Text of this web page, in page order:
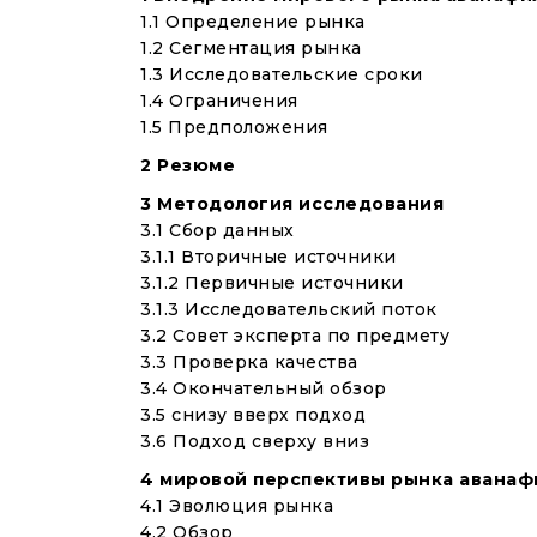
1.1 Определение рынка
1.2 Сегментация рынка
1.3 Исследовательские сроки
1.4 Ограничения
1.5 Предположения
2 Резюме
3 Методология исследования
3.1 Сбор данных
3.1.1 Вторичные источники
3.1.2 Первичные источники
3.1.3 Исследовательский поток
3.2 Совет эксперта по предмету
3.3 Проверка качества
3.4 Окончательный обзор
3.5 снизу вверх подход
3.6 Подход сверху вниз
4 мировой перспективы рынка
4.1 Эволюция рынка
4.2 Обзор